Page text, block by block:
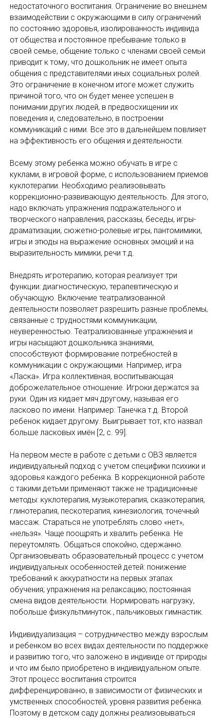
недостаточного воспитания. Ограничение во внешнем
взаимодействии с окружающими в силу ограничений
по состоянию здоровья, изолированность индивида
от общества и постоянное пребывание только в
своей семье, общение только с членами своей семьи
приводит к тому, что дошкольник не имеет опыта
общения с представителями иных социальных ролей.
Это ограничение в конечном итоге может служить
причиной того, что он будет менее успешен в
понимании других людей, в предвосхищении их
поведения и, следовательно, в построении
коммуникаций с ними. Все это в дальнейшем повлияет
на эффективность его общения и деятельности.
Всему этому ребенка можно обучать в игре с
куклами, в игровой форме, с использованием приемов
куклотерапии. Необходимо реализовывать
коррекционно-развивающую деятельность. Для этого,
надо включать упражнения подражательного и
творческого направления, рассказы, беседы, игры-
драматизации, сюжетно-ролевые игры, пантомимики,
игры и этюды на выражение основных эмоций и на
выразительность мимики, речи т.д.
Внедрять игротерапию, которая реализует три
функции: диагностическую, терапевтическую и
обучающую. Включение театрализованной
деятельности позволяет разрешить разные проблемы,
связанные с трудностями коммуникации,
неуверенностью. Театрализованные упражнения и
игры насыщают дошкольника знаниями,
способствуют формирование потребностей в
коммуникации с окружающими. Например, игра
«Ласка». Игра коллективная, воспитывающая
доброжелательное отношение. Игроки держатся за
руки. Один из кидает мяч другому, называя его
ласково по имени. Например: Танечка т.д. Второй
ребенок кидает другому. Выигрывает тот, кто назвал
больше ласковых имён [2, с. 99].
На первом месте в работе с детьми с ОВЗ является
индивидуальный подход с учетом специфики психики и
здоровья каждого ребенка. В коррекционной работе
с такими детьми применяют также не традиционные
методы: куклотерапия, музыкотерапия, сказкотерапия,
глинотерапия, пескотерапия, кинезиология, точечный
массаж. Стараться не употреблять слово «нет»,
«нельзя». Чаще поощрять и хвалить ребенка. Не
переутомлять. Общаться спокойно, сдержанно.
Организовывать образовательный процесс с учетом
индивидуальных особенностей детей: понижение
требований к аккуратности на первых этапах
обучения; упражнения на релаксацию; постоянная
смена видов деятельности. Нормировать нагрузку,
побольше физкультминуток., пальчиковых гимнастик.
Индивидуализация – сотрудничество между взрослым
и ребенком во всех видах деятельности по поддержке
и развитию того, что заложено в индивиде от природы
и что им было приобретено в индивидуальном опыте.
Этот процесс воспитания строится
дифференцированно, в зависимости от физических и
умственных способностей, уровня развития ребенка.
Поэтому в детском саду должны реализовываться